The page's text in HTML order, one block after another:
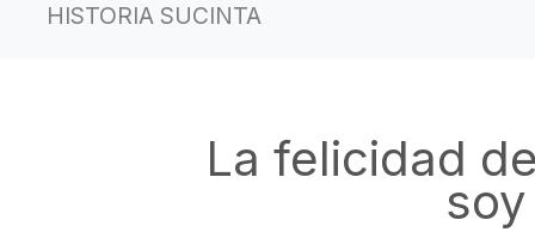
HISTORIA SUCINTA
La felicidad